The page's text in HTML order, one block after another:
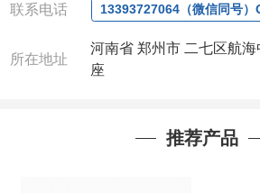
联系电话 13393727064（微信同号
所在地址
河南省 郑州市 二七区航
座
推荐产品